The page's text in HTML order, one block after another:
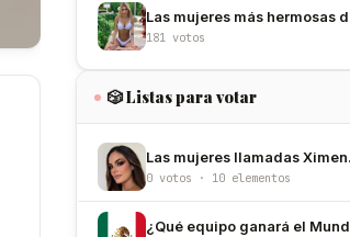
Las mujeres más hermosas de Argentina
181 votos
🎲 Listas para votar
Las mujeres llamadas Ximena más hermosas
0 votos · 10 elementos
¿Qué equipo ganará el Mundial de México/Estados Unidos/Canadá 2026?